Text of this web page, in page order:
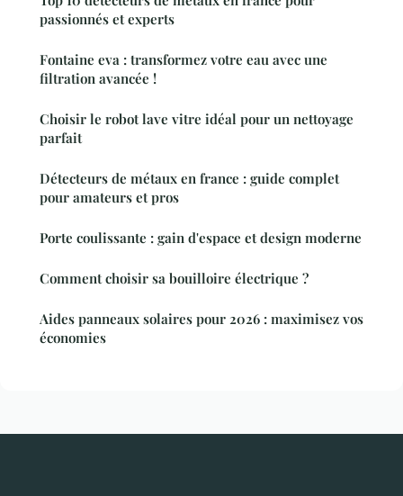
passionnés et experts
Fontaine eva : transformez votre eau avec une
filtration avancée !
Choisir le robot lave vitre idéal pour un nettoyage
parfait
Détecteurs de métaux en france : guide complet
pour amateurs et pros
Porte coulissante : gain d'espace et design moderne
Comment choisir sa bouilloire électrique ?
Aides panneaux solaires pour 2026 : maximisez vos
économies